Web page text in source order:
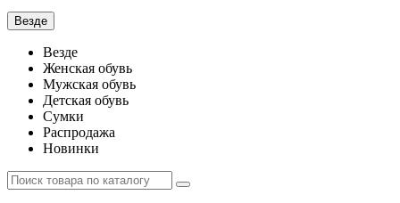
Везде
Везде
Женская обувь
Мужская обувь
Детская обувь
Сумки
Распродажа
Новинки